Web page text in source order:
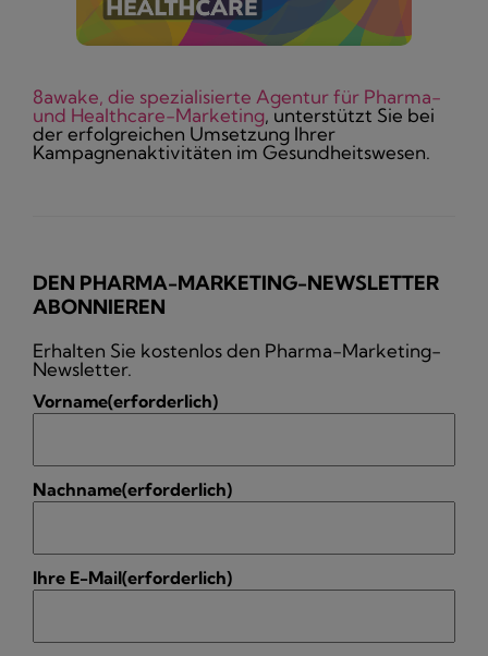
8awake, die spezialisierte Agentur für Pharma-
und Healthcare-Marketing, unterstützt Sie bei
der erfolgreichen Umsetzung Ihrer
Kampagnenaktivitäten im Gesundheitswesen.
DEN PHARMA-MARKETING-NEWSLETTER
ABONNIEREN
Erhalten Sie kostenlos den Pharma-Marketing-
Newsletter.
Vorname(erforderlich)
Nachname(erforderlich)
Ihre E-Mail(erforderlich)